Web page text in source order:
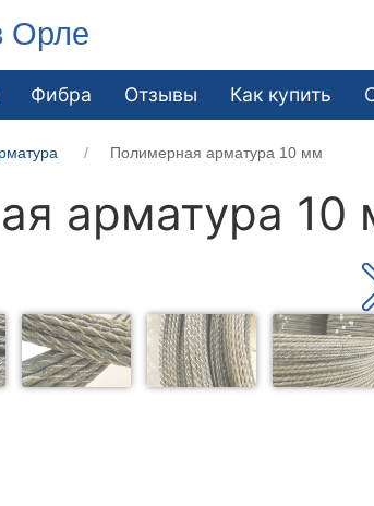
Орле
Фибра Отзывы Как купить
Полимерная арматура 10 мм
арматура 10